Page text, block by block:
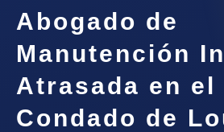
Abogado de
Manutención
Atrasada en el
Condado de